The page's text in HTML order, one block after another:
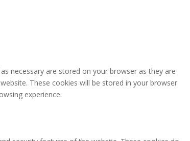
necessary are stored on your browser as they are
These cookies will be stored in your browser
experience.